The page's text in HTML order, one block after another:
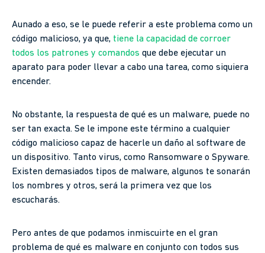
Aunado a eso, se le puede referir a este problema como un
código malicioso, ya que, tiene la capacidad de corroer
todos los patrones y comandos que debe ejecutar un
aparato para poder llevar a cabo una tarea, como siquiera
encender.
No obstante, la respuesta de qué es un malware, puede no
ser tan exacta. Se le impone este término a cualquier
código malicioso capaz de hacerle un daño al software de
un dispositivo. Tanto virus, como Ransomware o Spyware.
Existen demasiados tipos de malware, algunos te sonarán
los nombres y otros, será la primera vez que los
escucharás.
Pero antes de que podamos inmiscuirte en el gran
problema de qué es malware en conjunto con todos sus